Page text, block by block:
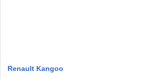
Renault Kangoo